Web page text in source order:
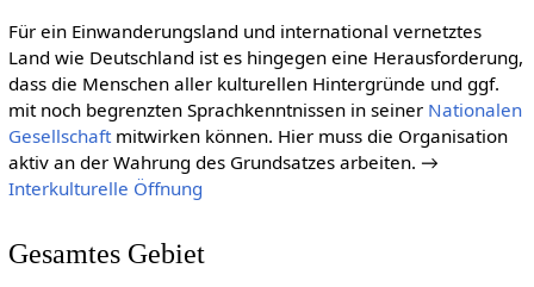
Für ein Einwanderungsland und international vernetztes
Land wie Deutschland ist es hingegen eine Herausforderung,
dass die Menschen aller kulturellen Hintergründe und ggf.
mit noch begrenzten Sprachkenntnissen in seiner Natio­nalen
Gesell­schaftmitwirken können. Hier muss die Organisation
aktiv an der Wahrung des Grundsatzes arbeiten. →
Interkulturelle Öffnung
Gesamtes Gebiet